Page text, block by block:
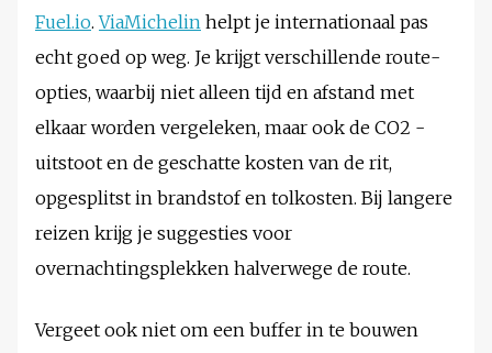
Fuel.io.ViaMichelin helpt je internationaal pas
echt goed op weg. Je krijgt verschillende route-
opties, waarbij niet alleen tijd en afstand met
elkaar worden vergeleken, maar ook de CO2 -
uitstoot en de geschatte kosten van de rit,
opgesplitst in brandstof en tolkosten. Bij langere
reizen krijg je suggesties voor
overnachtingsplekken halverwege de route.
Vergeet ook niet om een buffer in te bouwen